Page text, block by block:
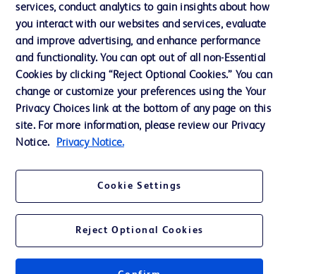
お問い合わせ
Cookie Preferences
プライバシーポリシー
ご利用規約
Becton, Dickinson and Company. All other trademarks are the property of
their respective owners.
services, conduct analytics to gain insights about how
you interact with our websites and services, evaluate
and improve advertising, and enhance performance
and functionality. You can opt out of all non-Essential
Cookies by clicking “Reject Optional Cookies.” You can
change or customize your preferences using the Your
Privacy Choices link at the bottom of any page on this
site. For more information, please review our Privacy
Notice.
Privacy Notice.
Cookie Settings
Reject Optional Cookies